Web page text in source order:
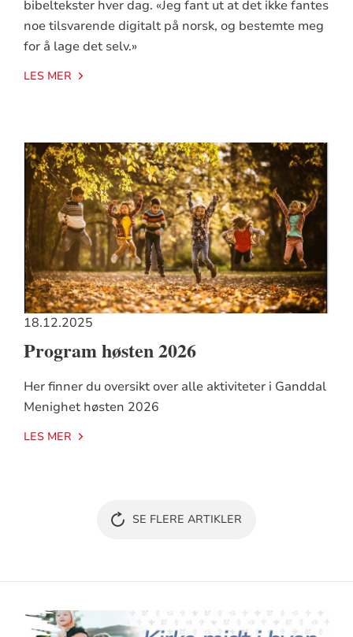
bibeltekster hver dag. «Jeg fant ut at det ikke fantes
noe tilsvarende digitalt på norsk, og bestemte meg
for å lage det selv.»
LES MER
18.12.2025
Program høsten 2026
Her finner du oversikt over alle aktiviteter i Ganddal
Menighet høsten 2026
LES MER
SE FLERE ARTIKLER